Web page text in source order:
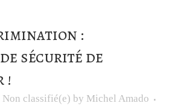
:
sécurité de
!
Non classifié(e) by Michel Amado